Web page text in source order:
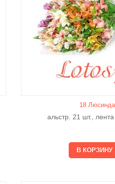
18 Люсиндa
альстр. 21 шт., лента